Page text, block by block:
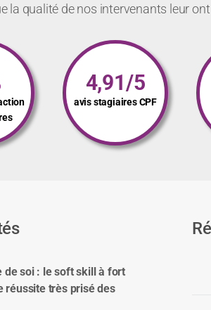
qualité de nos intervenants leur
4,91/5
avis stagiaires CPF
de soi : le soft skill à fort
réussite très prisé des